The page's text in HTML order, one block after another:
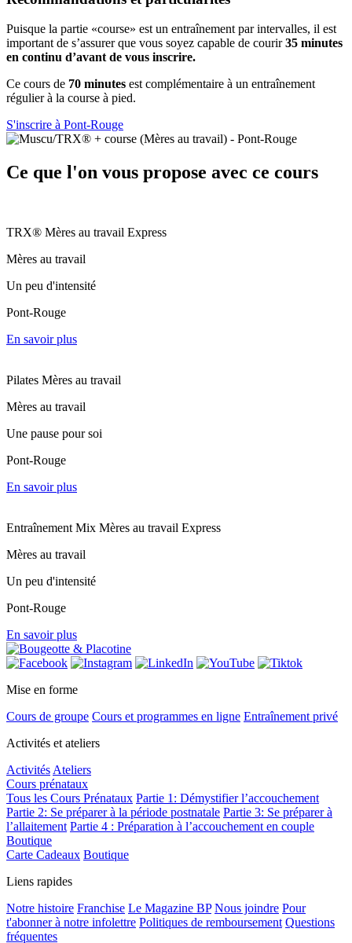
Puisque la partie «course» est un entraînement par intervalles, il est
important de s’assurer que vous soyez capable de courir35 minutes
en continu d’avant de vous inscrire.
Ce cours de 70 minutes est complémentaire à un entraînement
régulier à la course à pied.
S'inscrire à Pont-Rouge
Ce que l'on vous propose avec ce cours
TRX®️ Mères au travail Express
Mères au travail
Un peu d'intensité
Pont-Rouge
En savoir plus
Pilates Mères au travail
Mères au travail
Une pause pour soi
Pont-Rouge
En savoir plus
Entraînement Mix Mères au travail Express
Mères au travail
Un peu d'intensité
Pont-Rouge
En savoir plus
Mise en forme
Cours de groupe Cours et programmes en ligne Entraînement privé
Activités et ateliers
Activités Ateliers
Cours prénataux
Tous les Cours Prénataux Partie 1: Démystifier l’accouchement
Partie 2: Se préparer à la période postnatale Partie 3: Se préparer à
l’allaitement Partie 4 : Préparation à l’accouchement en couple
Boutique
Carte Cadeaux Boutique
Liens rapides
Notre histoire Franchise Le Magazine BP Nous joindre Pour
t'abonner à notre infolettre Politiques de remboursement Questions
fréquentes